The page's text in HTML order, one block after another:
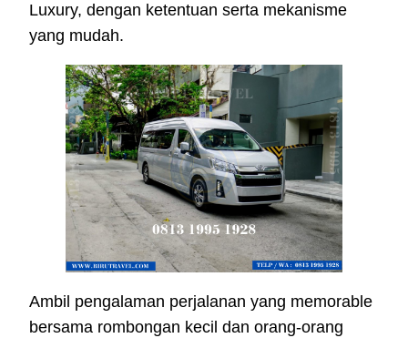
Luxury, dengan ketentuan serta mekanisme
yang mudah.
Ambil pengalaman perjalanan yang memorable
bersama rombongan kecil dan orang-orang